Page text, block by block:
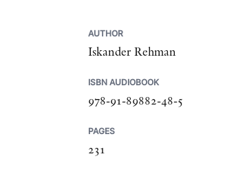
AUTHOR
Iskander Rehman
ISBN AUDIOBOOK
978-91-89882-48-5
PAGES
231